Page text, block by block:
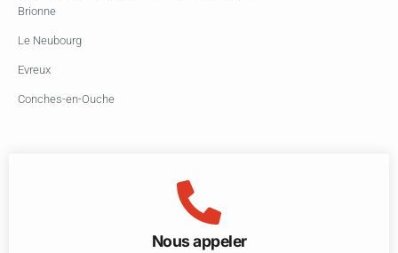
Brionne
Le Neubourg
Evreux
Conches-en-Ouche
Nous appeler